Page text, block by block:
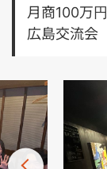
月商100万
広島交流会